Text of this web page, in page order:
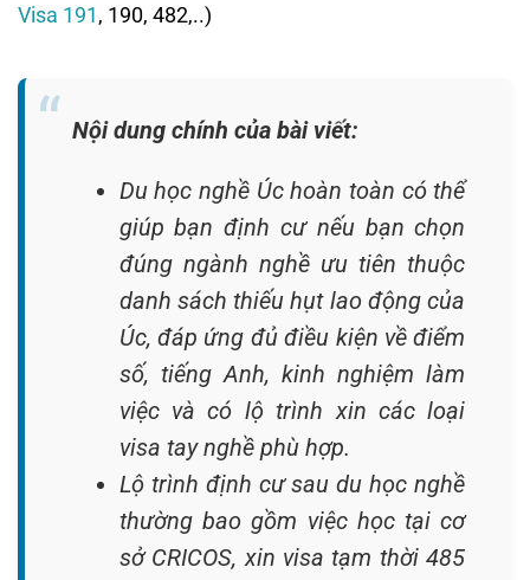
Visa 191, 190, 482,..)
Nội dung chính của bài viết:
Du học nghề Úc hoàn toàn có thể
giúp bạn định cư nếu bạn chọn
đúng ngành nghề ưu tiên thuộc
danh sách thiếu hụt lao động của
Úc, đáp ứng đủ điều kiện về điểm
số, tiếng Anh, kinh nghiệm làm
việc và có lộ trình xin các loại
visa tay nghề phù hợp.
Lộ trình định cư sau du học nghề
thường bao gồm việc học tại cơ
sở CRICOS, xin visa tạm thời 485